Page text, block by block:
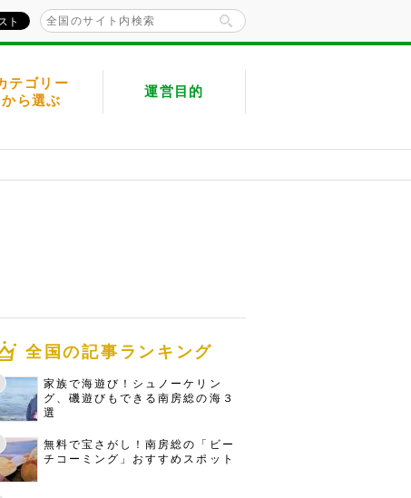
テゴリー
から選ぶ
運営目的
全国の記事ランキング
家族で海遊び！シュノーケリン
グ、磯遊びもできる南房総の海３
選
無料で宝さがし！南房総の「ビー
チコーミング」おすすめスポット